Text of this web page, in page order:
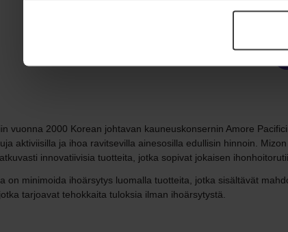
vuonna 2000 Korean johtavan kauneuskonsernin Amore
aktiviisilla ja ihoa ravitsevilla ainesosilla edullisin hinnoin.
innovatiivisia tuotteita, jotka sopivat jokaisen
on minimoida ihoärsytys luomalla tuotteita, jotka sisältävät
tarjoavat tehokkaita tuloksia ilman ihoärsytystä.